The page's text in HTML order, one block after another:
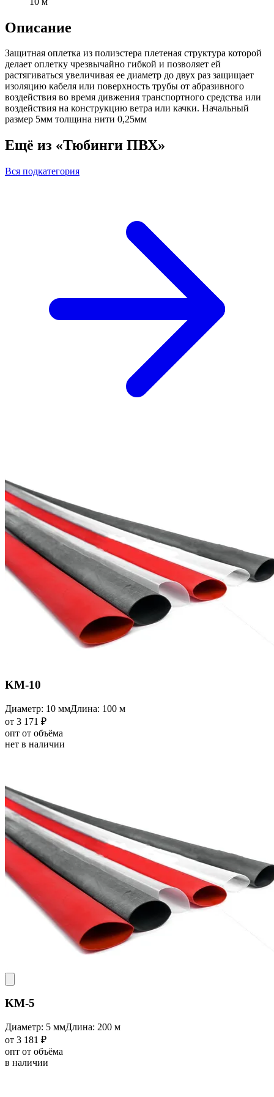
Описание
Защитная оплетка из полиэстера плетеная структура которой
делает оплетку чрезвычайно гибкой и позволяет ей
растягиваться увеличивая ее диаметр до двух раз защищает
изоляцию кабеля или поверхность трубы от абразивного
воздействия во время дивжения транспортного средства или
воздействия на конструкцию ветра или качки. Начальный
размер 5мм толщина нити 0,25мм
Ещё из «Тюбинги ПВХ»
Вся подкатегория
KM-10
Диаметр: 10 ммДлина: 100 м
от 3 171 ₽
опт от объёма
нет в наличии
KM-5
Диаметр: 5 ммДлина: 200 м
от 3 181 ₽
опт от объёма
в наличии